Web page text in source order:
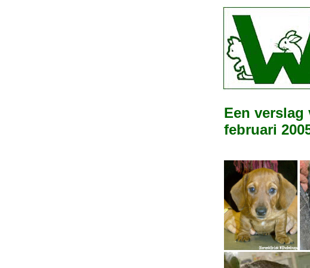
Een
februari